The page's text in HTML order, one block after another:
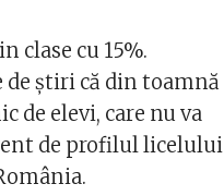
clase cu 15%.
știri că din toamnă
de elevi, care nu va
de profilul licelului